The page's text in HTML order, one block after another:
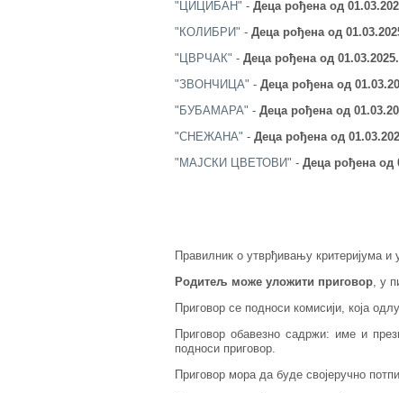
"ЦИЦИБАН" - Деца рођена од
"КОЛИБРИ" - Деца рођена од
"ЦВРЧАК" - Деца рођена од 01.03.2025.
"ЗВОНЧИЦА" - Деца рођена од
"БУБАМАРА" - Деца рођена од
"СНЕЖАНА" - Деца рођена од
"МАЈСКИ ЦВЕТОВИ" - Деца рођена од
Правилник о утврђивању критеријума
Родитељ може уложити приговор, у
Приговор се подноси комисији, која
Приговор обавезно садржи: име и
подноси приговор.
Приговор мора да буде својеручно